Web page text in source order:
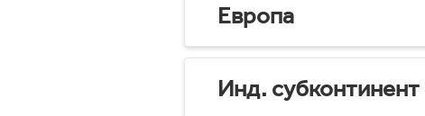
Европа
Инд. субконтинент